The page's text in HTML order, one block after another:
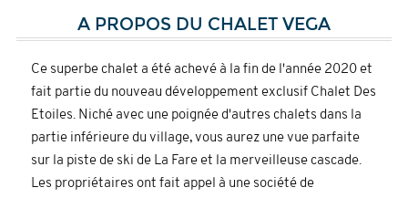
A PROPOS DU CHALET VEGA
Ce superbe chalet a été achevé à la fin de l'année 2020 et
fait partie du nouveau développement exclusif Chalet Des
Etoiles. Niché avec une poignée d'autres chalets dans la
partie inférieure du village, vous aurez une vue parfaite
sur la piste de ski de La Fare et la merveilleuse cascade.
Les propriétaires ont fait appel à une société de